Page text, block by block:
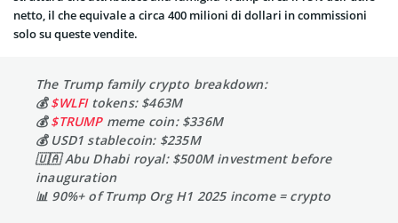
netto, il che equivale a circa 400 milioni di dollari in commissioni
solo su queste vendite.
The Trump family crypto breakdown:
💰$WLFItokens: $463M
💰$TRUMPmeme coin: $336M
💰 USD1 stablecoin: $235M
🇺🇦 Abu Dhabi royal: $500M investment before
inauguration
📊 90%+ of Trump Org H1 2025 income = crypto